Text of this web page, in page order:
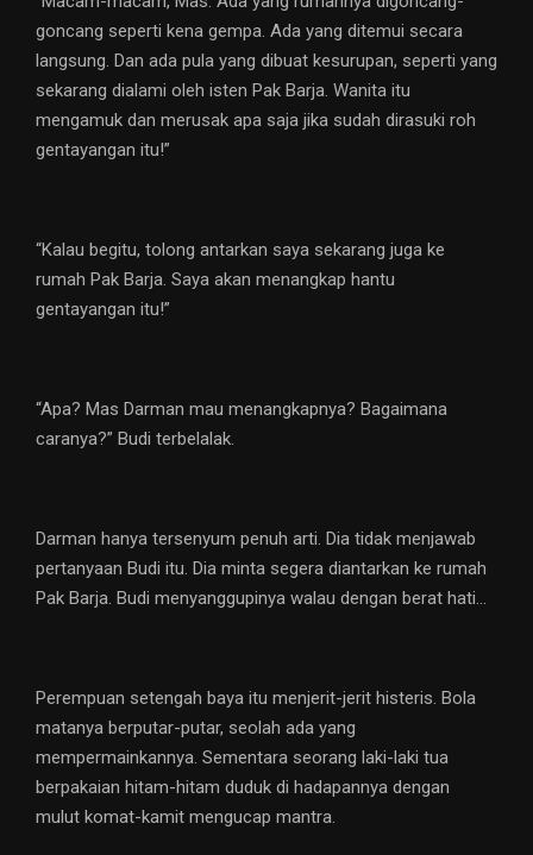
goncang seperti kena gempa. Ada yang ditemui secara
langsung. Dan ada pula yang dibuat kesurupan, seperti yang
sekarang dialami oleh isten Pak Barja. Wanita itu
mengamuk dan merusak apa saja jika sudah dirasuki roh
gentayangan itu!”
“Kalau begitu, tolong antarkan saya sekarang juga ke
rumah Pak Barja. Saya akan menangkap hantu
gentayangan itu!”
“Apa? Mas Darman mau menangkapnya? Bagaimana
caranya?” Budi terbelalak.
Darman hanya tersenyum penuh arti. Dia tidak menjawab
pertanyaan Budi itu. Dia minta segera diantarkan ke rumah
Pak Barja. Budi menyanggupinya walau dengan berat hati…
Perempuan setengah baya itu menjerit-jerit histeris. Bola
matanya berputar-putar, seolah ada yang
mempermainkannya. Sementara seorang laki-laki tua
berpakaian hitam-hitam duduk di hadapannya dengan
mulut komat-kamit mengucap mantra.